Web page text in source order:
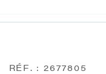
RÉF. : 2677805